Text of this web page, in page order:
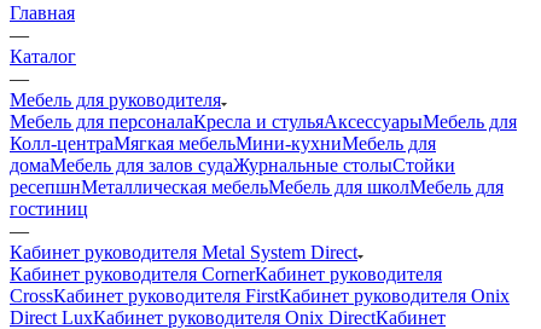
Главная
—
Каталог
—
Мебель для руководителя
Мебель для персоналаКресла и стульяАксессуарыМебель для
Колл-центраМягкая мебельМини-кухниМебель для
домаМебель для залов судаЖурнальные столыСтойки
ресепшнМеталлическая мебельМебель для школМебель для
гостиниц
—
Кабинет руководителя Metal System Direct
Кабинет руководителя CornerКабинет руководителя
CrossКабинет руководителя FirstКабинет руководителя Onix
Direct LuxКабинет руководителя Onix DirectКабинет